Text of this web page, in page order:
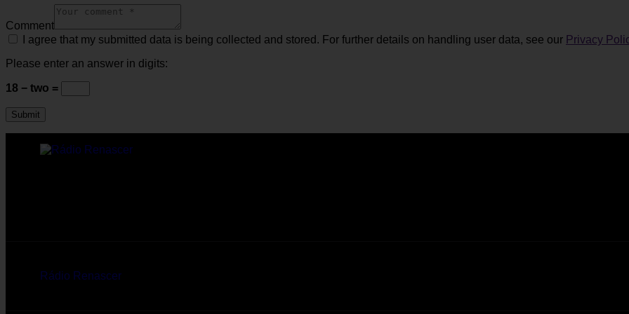
Comment
I agree that my submitted data is being collected and stored. For further details on handling user data, see our Privacy
Please enter an answer in digits:
18 − two =
Rádio Renascer